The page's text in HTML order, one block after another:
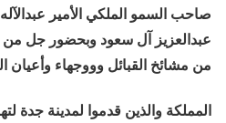
صاحب السمو الملكي الأمير
عبدالعزيز آل سعود وبحضور جل من
من مشائخ القبائل وووجهاء وأعيان
المملكة والذين قدموا لمدينة جدة